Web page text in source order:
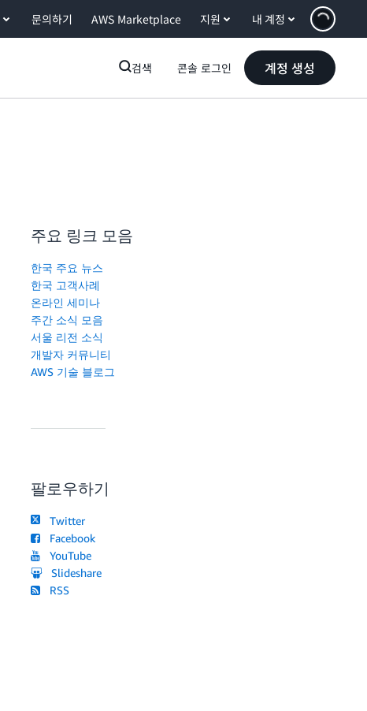
문의하기 AWS Marketplace 지원 내 계정
검색 콘솔 로그인 계정 생성
주요 링크 모음
한국 주요 뉴스
한국 고객사례
온라인 세미나
주간 소식 모음
서울 리전 소식
개발자 커뮤니티
AWS 기술 블로그
팔로우하기
Twitter
Facebook
YouTube
Slideshare
RSS